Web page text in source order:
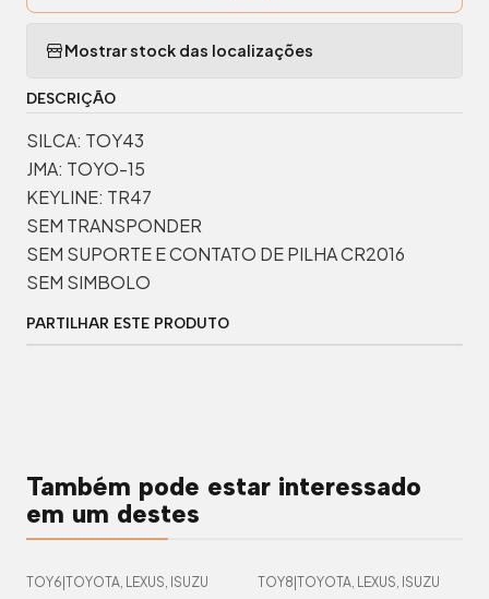
Mostrar stock das localizações
DESCRIÇÃO
SILCA: TOY43
JMA: TOYO-15
KEYLINE: TR47
SEM TRANSPONDER
SEM SUPORTE E CONTATO DE PILHA CR2016
SEM SIMBOLO
PARTILHAR ESTE PRODUTO
Também pode estar interessado
em um destes
TOY6|TOYOTA, LEXUS, ISUZU TOY8|TOYOTA, LEXUS, ISUZU